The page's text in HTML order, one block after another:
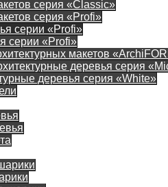
серия «Classic»
серия «Profi»
серии «Profi»
серии «Profi»
макетов
деревья серия
деревья серия «White»